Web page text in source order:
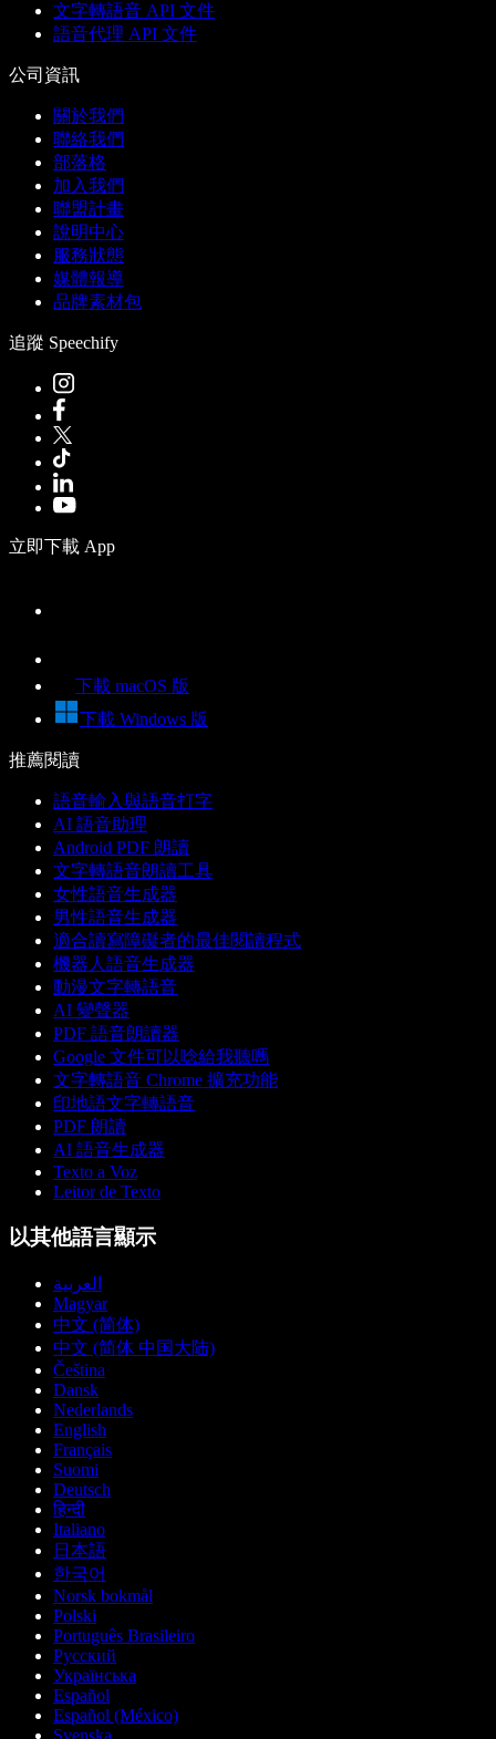
文字轉語音 API 文件
語音代理 API 文件
公司資訊
關於我們
聯絡我們
部落格
加入我們
聯盟計畫
說明中心
服務狀態
媒體報導
品牌素材包
追蹤 Speechify
立即下載 App
下載 macOS 版
下載 Windows 版
推薦閱讀
語音輸入與語音打字
AI 語音助理
Android PDF 朗讀
文字轉語音朗讀工具
女性語音生成器
男性語音生成器
適合讀寫障礙者的最佳閱讀程式
機器人語音生成器
動漫文字轉語音
AI 變聲器
PDF 語音朗讀器
Google 文件可以唸給我聽嗎
文字轉語音 Chrome 擴充功能
印地語文字轉語音
PDF 朗讀
AI 語音生成器
Texto a Voz
Leitor de Texto
以其他語言顯示
العربية
Magyar
中文 (简体)
中文 (简体 中国大陆)
Čeština
Dansk
Nederlands
English
Français
Suomi
Deutsch
हिन्दी
Italiano
日本語
한국어
Norsk bokmål
Polski
Português Brasileiro
Русский
Українська
Español
Español (México)
Svenska